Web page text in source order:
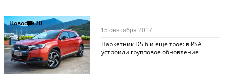
Новости20
Паркетник DS 6 и еще трое: в PSA
устроили групповое обновление
15 сентября 2017